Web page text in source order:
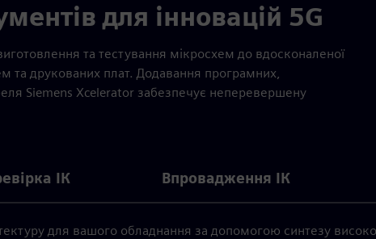
для інновацій 5G
та тестування мікросхем до вдосконаленої
та друкованих плат. Додавання програмних,
Siemens Xcelerator забезпечує неперевершену
ІК Впровадження ІК
для вашого обладнання за допомогою синтезу